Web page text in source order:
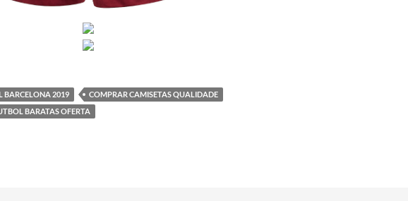
BARCELONA 2019
COMPRAR CAMISETAS QUALIDADE
BARATAS OFERTA